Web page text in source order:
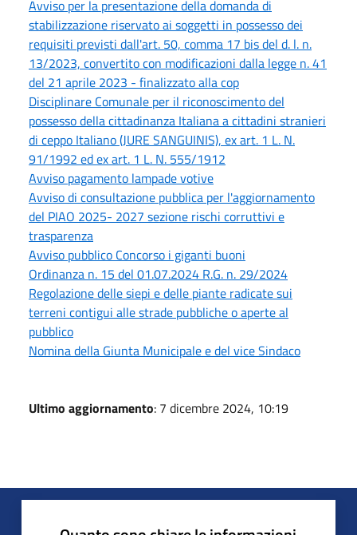
Avviso per la presentazione della domanda di
stabilizzazione riservato ai soggetti in possesso dei
requisiti previsti dall'art. 50, comma 17 bis del d. l. n.
13/2023, convertito con modificazioni dalla legge n. 41
del 21 aprile 2023 - finalizzato alla cop
Disciplinare Comunale per il riconoscimento del
possesso della cittadinanza Italiana a cittadini stranieri
di ceppo Italiano (JURE SANGUINIS), ex art. 1 L. N.
91/1992 ed ex art. 1 L. N. 555/1912
Avviso pagamento lampade votive
Avviso di consultazione pubblica per l'aggiornamento
del PIAO 2025- 2027 sezione rischi corruttivi e
trasparenza
Avviso pubblico Concorso i giganti buoni
Ordinanza n. 15 del 01.07.2024 R.G. n. 29/2024
Regolazione delle siepi e delle piante radicate sui
terreni contigui alle strade pubbliche o aperte al
pubblico
Nomina della Giunta Municipale e del vice Sindaco
Ultimo aggiornamento: 7 dicembre 2024, 10:19